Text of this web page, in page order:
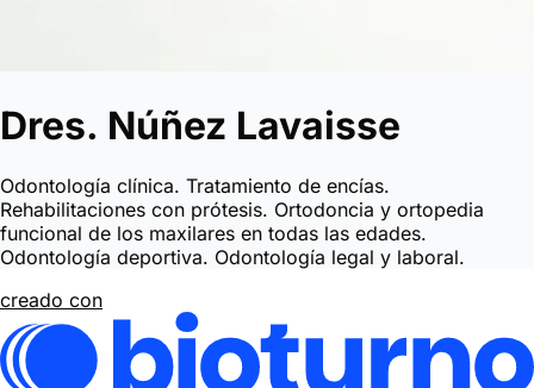
Dres. Núñez Lavaisse
Odontología clínica. Tratamiento de encías.
Rehabilitaciones con prótesis. Ortodoncia y ortopedia
funcional de los maxilares en todas las edades.
Odontología deportiva. Odontología legal y laboral.
creado con